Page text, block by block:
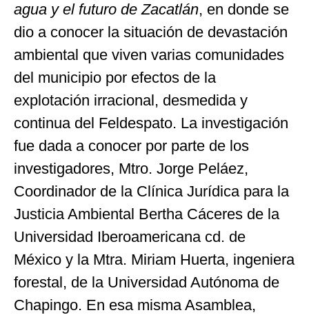
agua y el futuro de Zacatlán, en donde se
dio a conocer la situación de devastación
ambiental que viven varias comunidades
del municipio por efectos de la
explotación irracional, desmedida y
continua del Feldespato. La investigación
fue dada a conocer por parte de los
investigadores, Mtro. Jorge Peláez,
Coordinador de la Clínica Jurídica para la
Justicia Ambiental Bertha Cáceres de la
Universidad Iberoamericana cd. de
México y la Mtra. Miriam Huerta, ingeniera
forestal, de la Universidad Autónoma de
Chapingo. En esa misma Asamblea,